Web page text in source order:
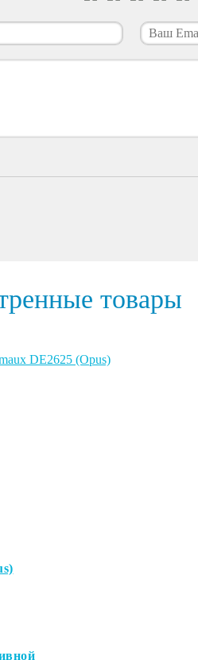
товары
DE2625 (Opus)